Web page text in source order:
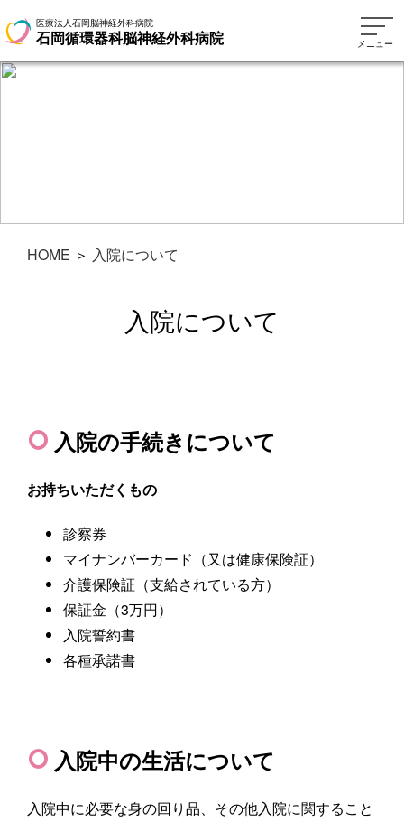
医療法人石岡脳神経外科病院
石岡循環器科脳神経外科病院 メニュー
HOME ＞ 入院について
入院について
入院の手続きについて
お持ちいただくもの
診察券
マイナンバーカード（又は健康保険証）
介護保険証（支給されている方）
保証金（3万円）
入院誓約書
各種承諾書
入院中の生活について
入院中に必要な身の回り品、その他入院に関すること